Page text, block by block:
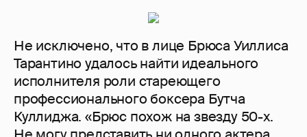
Не исключено, что в лице Брюса Уиллиса
Тарантино удалось найти идеального
исполнителя роли стареющего
профессионального боксера Бутча
Куллиджа. «Брюс похож на звезду 50-х.